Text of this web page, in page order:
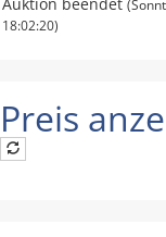
18:02:20)
Preis